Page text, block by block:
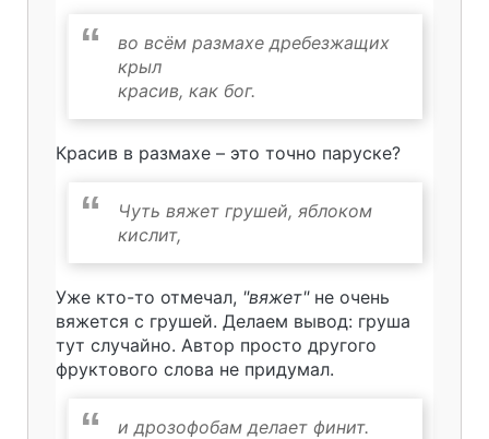
во всём размахе дребезжащих
крыл
красив, как бог.
Красив в размахе – это точно паруске?
Чуть вяжет грушей, яблоком
кислит,
Уже кто-то отмечал, "вяжет" не очень
вяжется с грушей. Делаем вывод: груша
тут случайно. Автор просто другого
фруктового слова не придумал.
и дрозофобам делает финит.